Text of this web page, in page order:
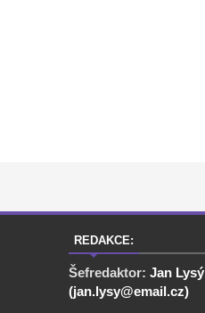
REDAKCE:
Šefredaktor: Jan Lysý
(jan.lysy@email.cz)